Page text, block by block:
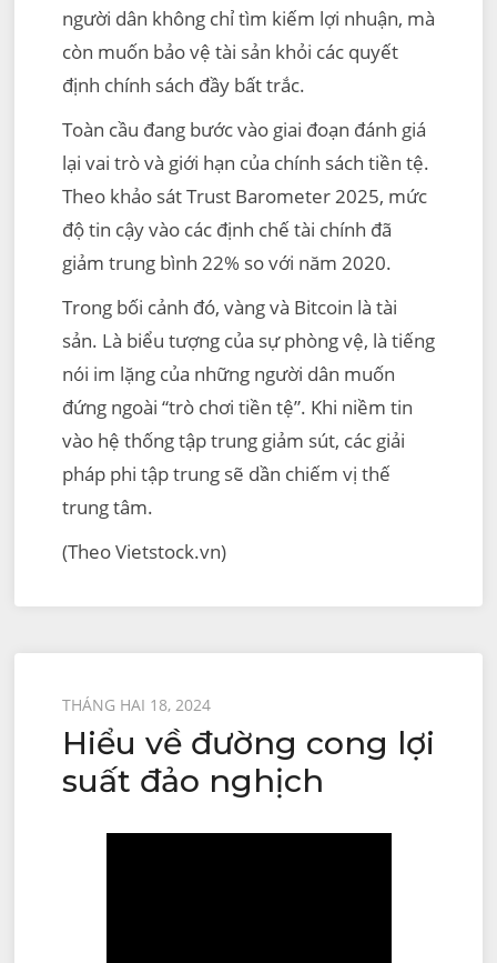
người dân không chỉ tìm kiếm lợi nhuận, mà
còn muốn bảo vệ tài sản khỏi các quyết
định chính sách đầy bất trắc.
Toàn cầu đang bước vào giai đoạn đánh giá
lại vai trò và giới hạn của chính sách tiền tệ.
Theo khảo sát Trust Barometer 2025, mức
độ tin cậy vào các định chế tài chính đã
giảm trung bình 22% so với năm 2020.
Trong bối cảnh đó, vàng và Bitcoin là tài
sản. Là biểu tượng của sự phòng vệ, là tiếng
nói im lặng của những người dân muốn
đứng ngoài “trò chơi tiền tệ”. Khi niềm tin
vào hệ thống tập trung giảm sút, các giải
pháp phi tập trung sẽ dần chiếm vị thế
trung tâm.
(Theo Vietstock.vn)
Được
đăng
trên
THÁNG HAI 18, 2024
Hiểu về đường cong lợi
suất đảo nghịch